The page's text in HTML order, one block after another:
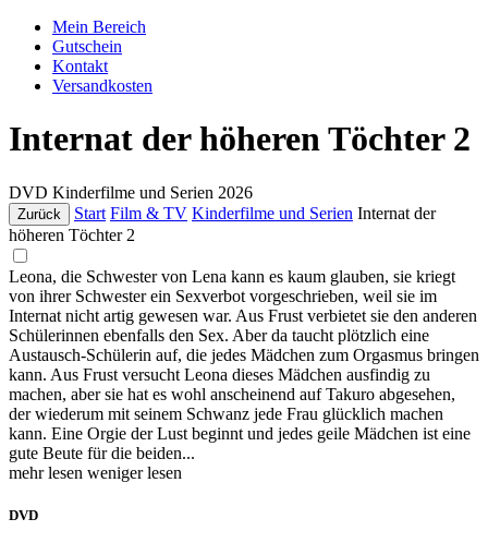
Mein Bereich
Gutschein
Kontakt
Versandkosten
Internat der höheren Töchter 2
DVD Kinderfilme und Serien 2026
Zurück Start Film & TV Kinderfilme und Serien Internat der
höheren Töchter 2
Leona, die Schwester von Lena kann es kaum glauben, sie kriegt
von ihrer Schwester ein Sexverbot vorgeschrieben, weil sie im
Internat nicht artig gewesen war. Aus Frust verbietet sie den anderen
Schülerinnen ebenfalls den Sex. Aber da taucht plötzlich eine
Austausch-Schülerin auf, die jedes Mädchen zum Orgasmus bringen
kann. Aus Frust versucht Leona dieses Mädchen ausfindig zu
machen, aber sie hat es wohl anscheinend auf Takuro abgesehen,
der wiederum mit seinem Schwanz jede Frau glücklich machen
kann. Eine Orgie der Lust beginnt und jedes geile Mädchen ist eine
gute Beute für die beiden...
mehr lesen weniger lesen
DVD